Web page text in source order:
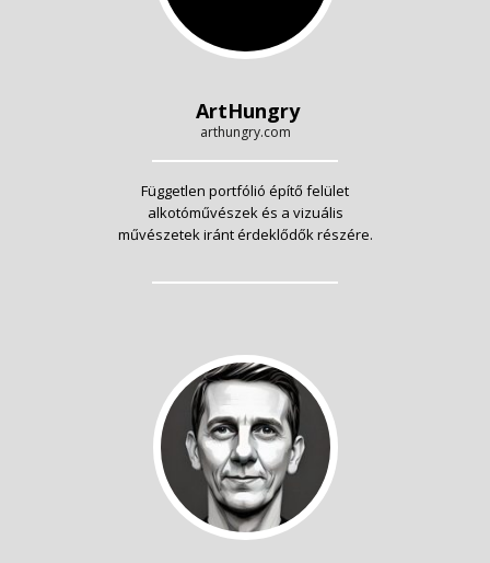
ArtHungry
arthungry.com
Független portfólió építő felület
alkotóművészek és a vizuális
művészetek iránt érdeklődők részére.